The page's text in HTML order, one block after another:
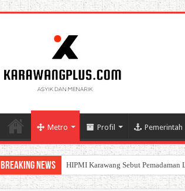
Metro Profil Pemerintah
Breaking News BPK Ganjar WTP ke 11 Pada